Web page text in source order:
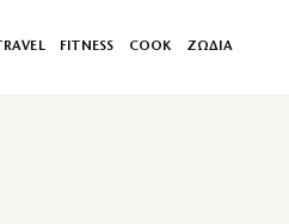
FITNESS COOK ΖΩΔΙΑ